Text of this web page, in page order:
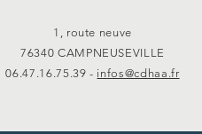
1, route neuve
76340 CAMPNEUSEVILLE
06.47.16.75.39 - infos@cdhaa.fr